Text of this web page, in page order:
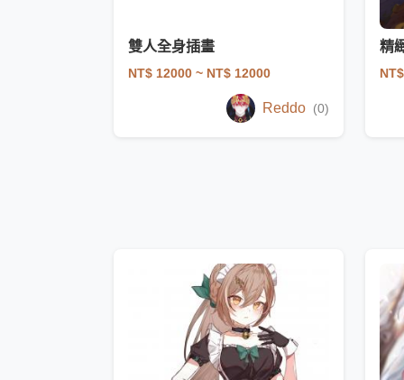
雙人全身插畫
NT$ 12000 ~ NT$ 12000
Reddo (0)
精